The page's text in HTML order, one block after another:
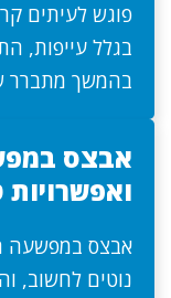
פוגש לעיתים
בגלל עייפות,
בהמשך מתברר
אבצס
ואפשרויות
אבצס במפשעה
נוטים לחשוב,